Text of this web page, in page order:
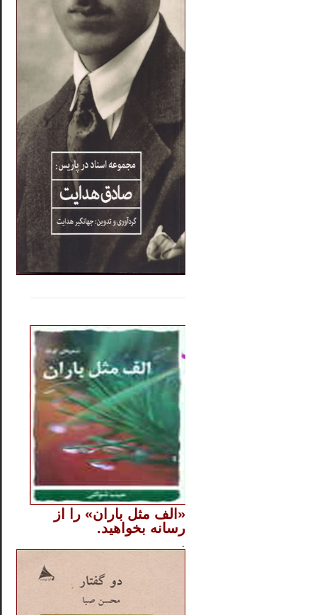
«الف مثل باران» را از
رسانه بخواهید.
.